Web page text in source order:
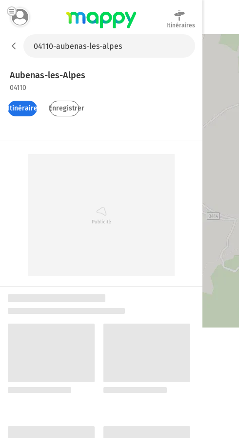
Itinéraires
Aubenas-les-Alpes
04110
Itinéraires Enregistrer